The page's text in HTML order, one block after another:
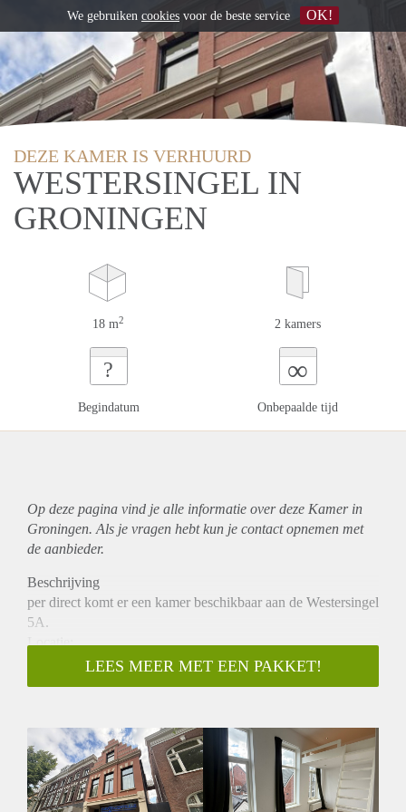
DEZE KAMER IS VERHUURD
WESTERSINGEL IN
GRONINGEN
18 m2 2 kamers
?
Begindatum
∞
Onbepaalde tijd
Op deze pagina vind je alle informatie over deze Kamer in
Groningen. Als je vragen hebt kun je contact opnemen met
de aanbieder.
Beschrijving
per direct komt er een kamer beschikbaar aan de Westersingel
5A.
Locatie:
De kamer bevindt zich aan de Westersingel in de buurt van
de binnenstad. In de directe omgeving vind je diverse
bereikbaar.
Indeling:
De kamer van circa 18,30 m² beschikt over een eigen
keuken, die is voorzien van een koelkast, combi-oven,
LEES MEER MET EEN PAKKET!
We gebruiken cookies voor de beste service OK!